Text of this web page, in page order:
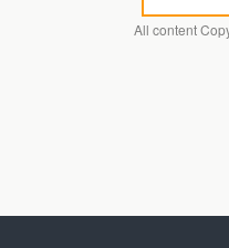
All content